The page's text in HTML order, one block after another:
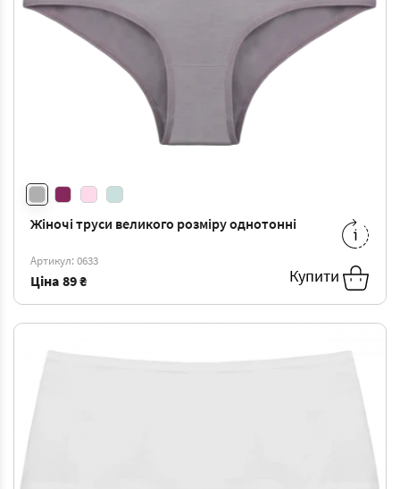
Жіночі труси великого розміру однотонні
Артикул: 0633
Ціна 89 ₴ Купити
XXL